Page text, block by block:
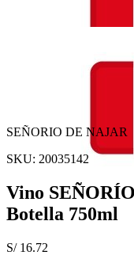
SEÑORIO DE NAJAR
SKU: 20035142
Vino
Botella 750ml
S/ 16.72